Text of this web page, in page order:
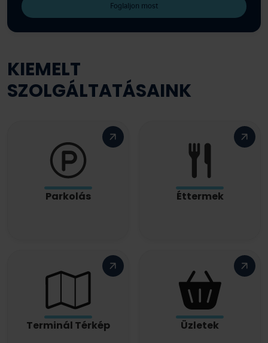
Foglaljon most
KIEMELT
SZOLGÁLTATÁSAINK
Parkolás Éttermek
Terminál Térkép Üzletek